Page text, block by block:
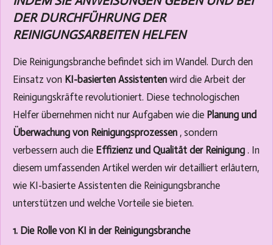
DER DURCHFÜHRUNG DER
REINIGUNGSARBEITEN HELFEN
Die Reinigungsbranche befindet sich im Wandel. Durch den
Einsatz von KI-basierten Assistenten wird die Arbeit der
Reinigungskräfte revolutioniert. Diese technologischen
Helfer übernehmen nicht nur Aufgaben wie die Planung und
Überwachung von Reinigungsprozessen , sondern
verbessern auch die Effizienz und Qualität der Reinigung . In
diesem umfassenden Artikel werden wir detailliert erläutern,
wie KI-basierte Assistenten die Reinigungsbranche
unterstützen und welche Vorteile sie bieten.
1. Die Rolle von KI in der Reinigungsbranche